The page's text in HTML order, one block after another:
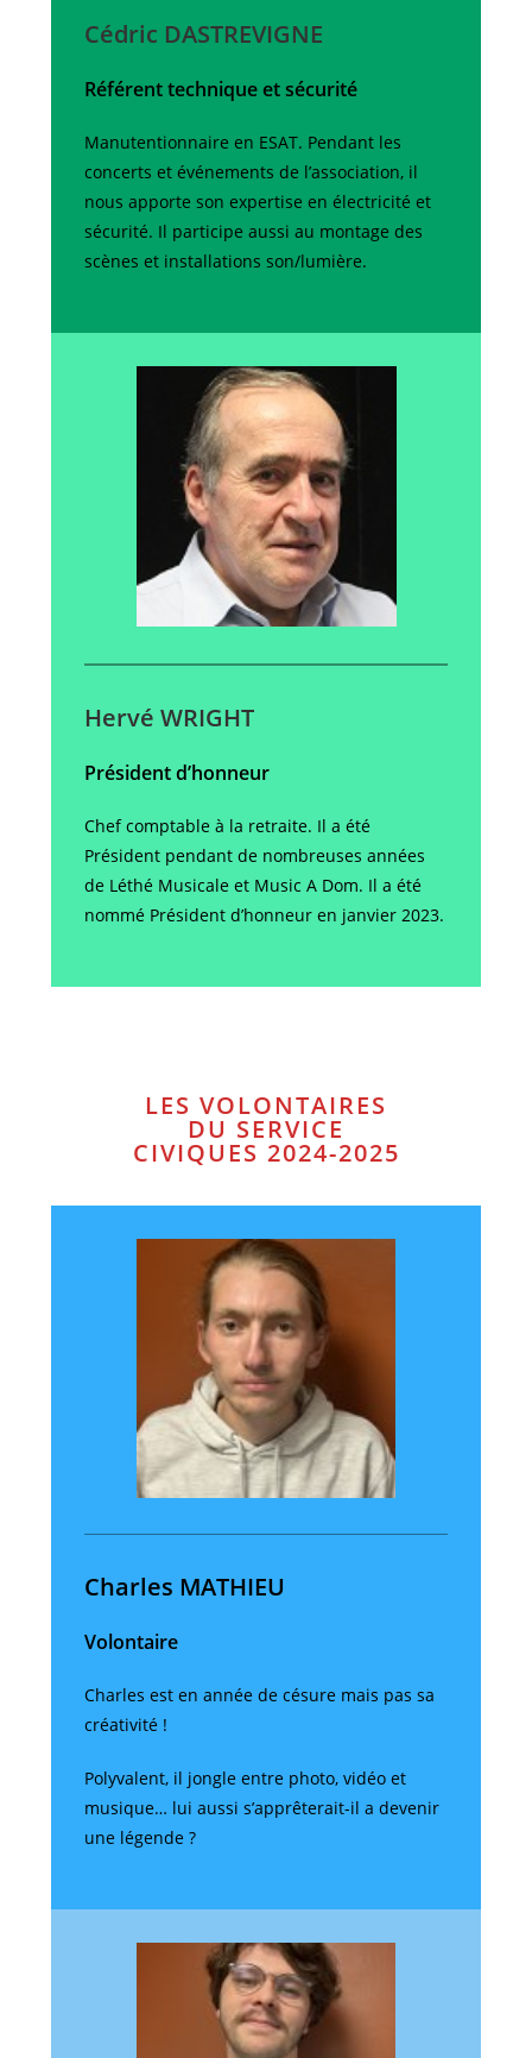
Cédric DASTREVIGNE
Référent technique et sécurité
Manutentionnaire en ESAT. Pendant les
concerts et événements de l’association, il
nous apporte son expertise en électricité et
sécurité. Il participe aussi au montage des
scènes et installations son/lumière.
Hervé WRIGHT
Président d’honneur
Chef comptable à la retraite. Il a été
Président pendant de nombreuses années
de Léthé Musicale et Music A Dom. Il a été
nommé Président d’honneur en janvier 2023.
LES VOLONTAIRES
DU SERVICE
CIVIQUES 2024-2025
Charles MATHIEU
Volontaire
Charles est en année de césure mais pas sa
créativité !
Polyvalent, il jongle entre photo, vidéo et
musique… lui aussi s’apprêterait-il a devenir
une légende ?